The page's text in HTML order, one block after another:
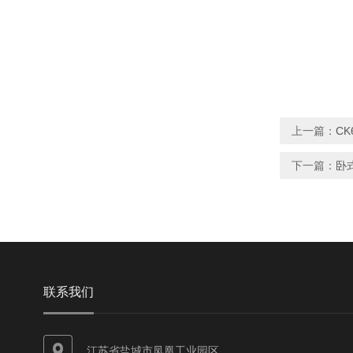
上一篇：
下一篇： 卧
联系我们